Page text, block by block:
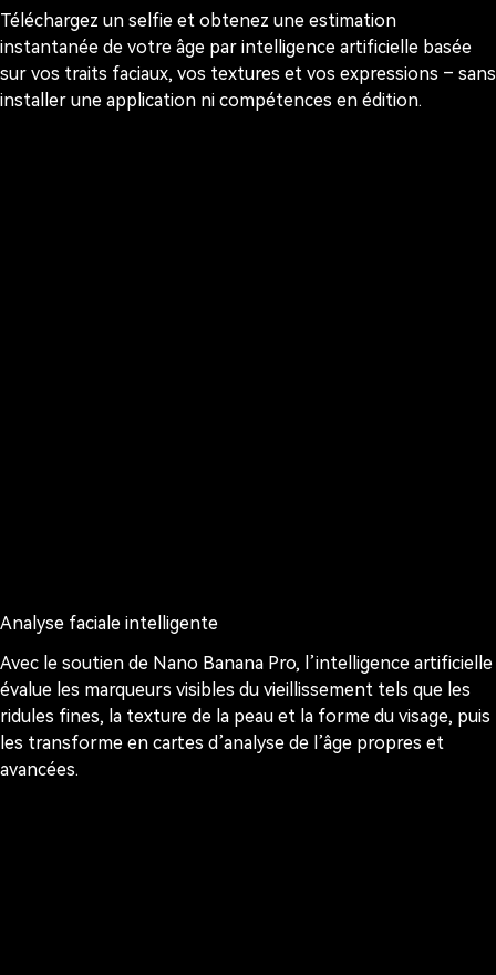
Téléchargez un selfie et obtenez une estimation
instantanée de votre âge par intelligence artificielle basée
sur vos traits faciaux, vos textures et vos expressions – sans
installer une application ni compétences en édition.
Analyse faciale intelligente
Avec le soutien de Nano Banana Pro, l’intelligence artificielle
évalue les marqueurs visibles du vieillissement tels que les
ridules fines, la texture de la peau et la forme du visage, puis
les transforme en cartes d’analyse de l’âge propres et
avancées.